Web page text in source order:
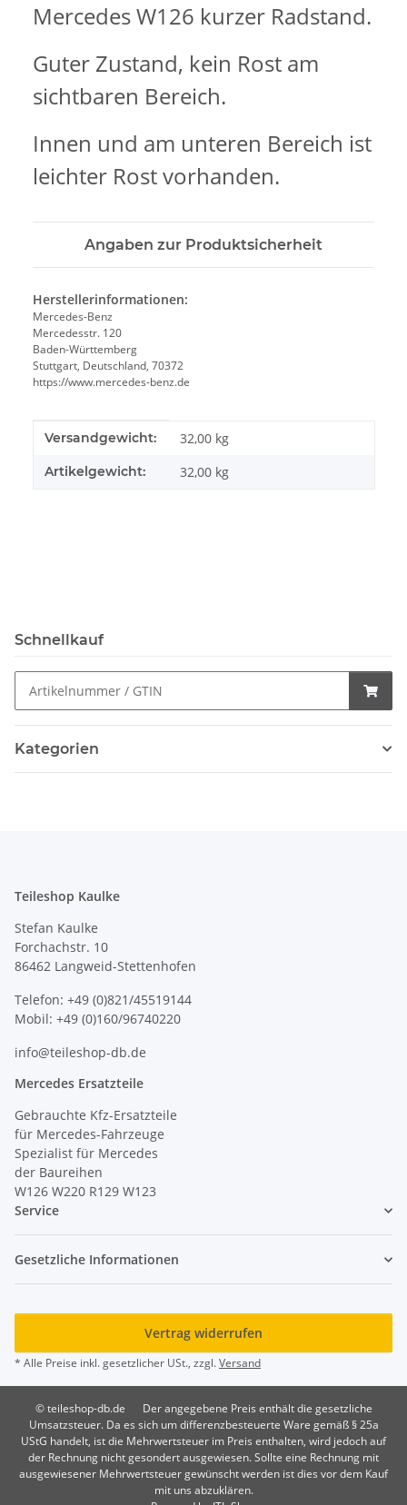
Mercedes W126 kurzer Radstand.
Guter Zustand, kein Rost am
sichtbaren Bereich.
Innen und am unteren Bereich ist
leichter Rost vorhanden.
Angaben zur Produktsicherheit
Herstellerinformationen:
Mercedes-Benz
Mercedesstr. 120
Baden-Württemberg
Stuttgart, Deutschland, 70372
https://www.mercedes-benz.de
Produkteigenschaft
Wert
Versandgewicht: 32,00 kg
Artikelgewicht: 32,00 kg
Schnellkauf
Kategorien
Teileshop Kaulke
Stefan Kaulke
Forchachstr. 10
86462 Langweid-Stettenhofen
Telefon: +49 (0)821/45519144
Mobil: +49 (0)160/96740220
info@teileshop-db.de
Mercedes Ersatzteile
Gebrauchte Kfz-Ersatzteile
für Mercedes-Fahrzeuge
Spezialist für Mercedes
der Baureihen
W126 W220 R129 W123
Service
Gesetzliche Informationen
Vertrag widerrufen
* Alle Preise inkl. gesetzlicher USt., zzgl.Versand
© teileshop-db.de
Der angegebene Preis enthält die gesetzliche
Umsatzsteuer. Da es sich um differenzbesteuerte Ware gemäß § 25a
UStG handelt, ist die Mehrwertsteuer im Preis enthalten, wird jedoch auf
der Rechnung nicht gesondert ausgewiesen. Sollte eine Rechnung mit
ausgewiesener Mehrwertsteuer gewünscht werden ist dies vor dem Kauf
mit uns abzuklären.